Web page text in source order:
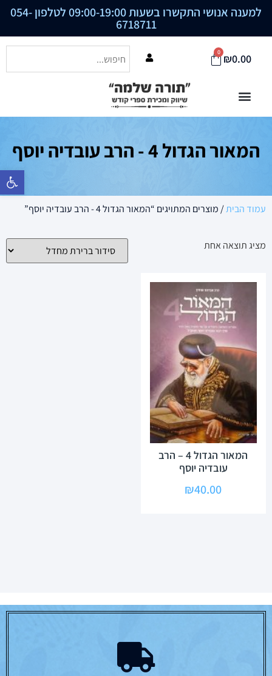
פתח סרגל
למענה אנושי התקשרו בשעות 09:00-19:00 לטלפון 054-
6718711
₪0.00
0
המאור הגדול 4 - הרב עובדיה יוסף
עמוד הבית/ מוצרים המתויגים “המאור הגדול 4 - הרב עובדיה יוסף”
מציג תוצאה אחת
המאור הגדול 4 – הרב
עובדיה יוסף
₪40.00